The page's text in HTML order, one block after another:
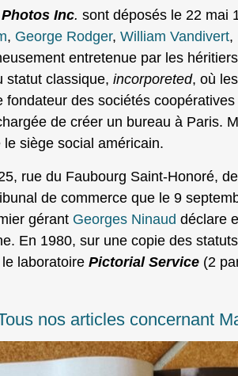
Inc. sont déposés le 22 mai
, George Rodger, William Vandivert,
entretenue par les
statut classique, incorporeted, où
fondateur des sociétés
de créer un bureau à Paris.
siège social américain.
rue du Faubourg Saint-Honoré,
de commerce que le 9
gérant Georges Ninaud déclare
En 1980, sur une copie des
laboratoire Pictorial Service (2
nos articles concernant